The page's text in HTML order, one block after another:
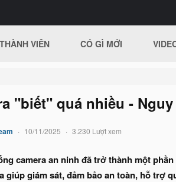
THÀNH VIÊN CÓ GÌ MỚI
"biết" quá nhiều -
10/11/2025 3.230 Lượt xem
camera an ninh đã trở thành một
giúp giám sát, đảm bảo an toàn, hỗ trợ